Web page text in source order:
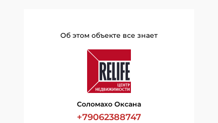
Об этом объекте все знает
Соломахо Оксана
+79062388747